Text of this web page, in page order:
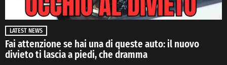
LATEST NEWS
Fai attenzione se hai una di queste auto: il nuovo
divieto ti lascia a piedi, che dramma